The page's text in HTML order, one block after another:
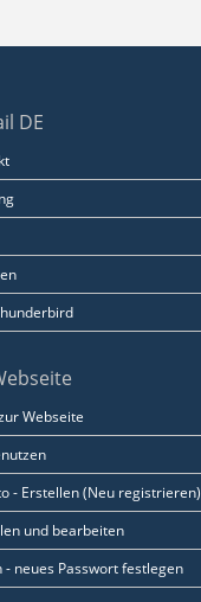
DE
Webseite
- Erstellen (Neu registrieren)
und bearbeiten
- neues Passwort festlegen